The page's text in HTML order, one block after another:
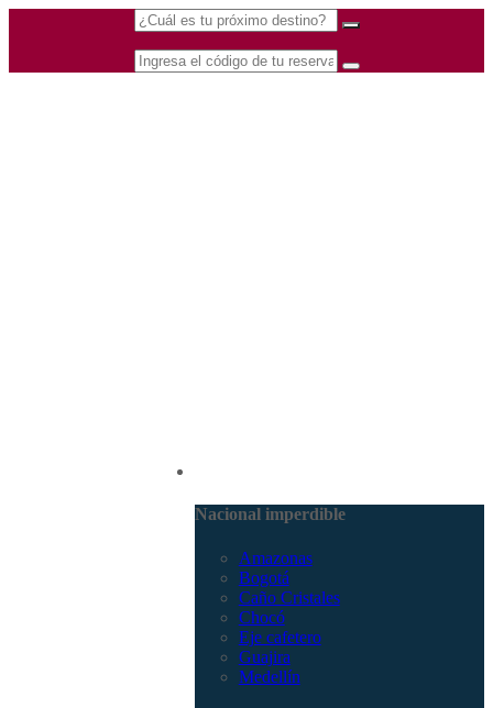
Nacional imperdible
Amazonas
Bogotá
Caño Cristales
Chocó
Eje cafetero
Guajira
Medellín